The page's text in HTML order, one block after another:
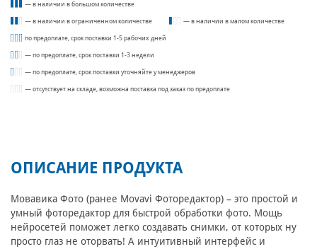
— в наличии в большом количестве
— в наличии в ограниченном количестве — в наличии в малом количестве
по предоплате, срок поставки 1-5 рабочих дней
— по предоплате, срок поставки 1-3 недели
— по предоплате, срок поставки уточняйте у менеджеров
— отсутствует на складе, возможна поставка под заказ по предоплате
ОПИСАНИЕ ПРОДУКТА
Мовавика Фото (ранее Movavi Фоторедактор) – это простой и
умный фоторедактор для быстрой обработки фото. Мощь
нейросетей поможет легко создавать снимки, от которых ну
просто глаз не оторвать! А интуитивный интерфейс и